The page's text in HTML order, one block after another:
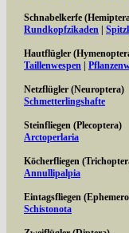
Schnabelkerfe
Rundkopfzikaden
Hautflügler
Taillenwespen
Netzflügler (Neuroptera)
Schmetterlingshafte
Steinfliegen (Plecoptera)
Arctoperlaria
Köcherfliegen
Annullipalpia
Eintagsfliegen
Schistonota